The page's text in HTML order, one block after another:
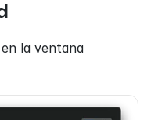
en la ventana